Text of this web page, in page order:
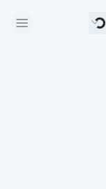
Chargement...